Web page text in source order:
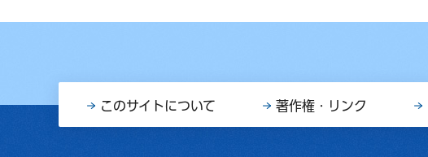
このサイトについて 著作権・リンク